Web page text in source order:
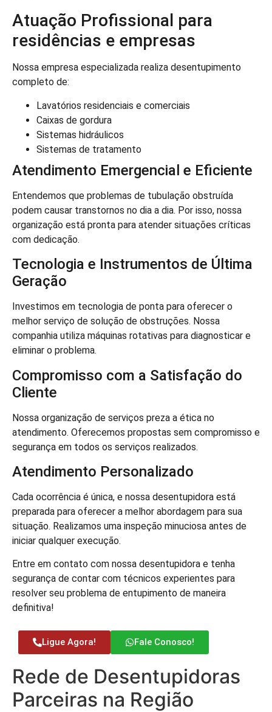
Atuação Profissional para
residências e empresas
Nossa empresa especializada realiza desentupimento
completo de:
Lavatórios residenciais e comerciais
Caixas de gordura
Sistemas hidráulicos
Sistemas de tratamento
Atendimento Emergencial e Eficiente
Entendemos que problemas de tubulação obstruída
podem causar transtornos no dia a dia. Por isso, nossa
organização está pronta para atender situações críticas
com dedicação.
Tecnologia e Instrumentos de Última
Geração
Investimos em tecnologia de ponta para oferecer o
melhor serviço de solução de obstruções. Nossa
companhia utiliza máquinas rotativas para diagnosticar e
eliminar o problema.
Compromisso com a Satisfação do
Cliente
Nossa organização de serviços preza a ética no
atendimento. Oferecemos propostas sem compromisso e
segurança em todos os serviços realizados.
Atendimento Personalizado
Cada ocorrência é única, e nossa desentupidora está
preparada para oferecer a melhor abordagem para sua
situação. Realizamos uma inspeção minuciosa antes de
iniciar qualquer execução.
Entre em contato com nossa desentupidora e tenha
segurança de contar com técnicos experientes para
resolver seu problema de entupimento de maneira
definitiva!
Ligue Agora! Fale Conosco!
Rede de Desentupidoras
Parceiras na Região